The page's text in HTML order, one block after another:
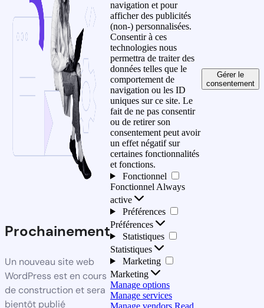
Prochainement
Un nouveau site web
WordPress est en cours
de construction et sera
bientôt publié
navigation et pour
afficher des publicités
(non-) personnalisées.
Consentir à ces
technologies nous
permettra de traiter des
données telles que le
comportement de
navigation ou les ID
uniques sur ce site. Le
fait de ne pas consentir
ou de retirer son
consentement peut avoir
un effet négatif sur
certaines fonctionnalités
et fonctions.
Fonctionnel
Fonctionnel Always
active
Préférences
Préférences
Statistiques
Statistiques
Marketing
Marketing
Manage options
Manage services
Manage vendors Read
Gérer le
consentement